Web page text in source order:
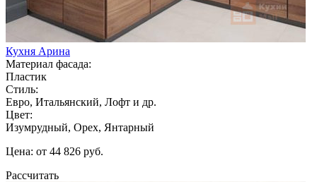
Кухня Арина
Материал фасада:
Пластик
Стиль:
Евро, Итальянский, Лофт и др.
Цвет:
Изумрудный, Орех, Янтарный
Цена: от 44 826 руб.
Рассчитать